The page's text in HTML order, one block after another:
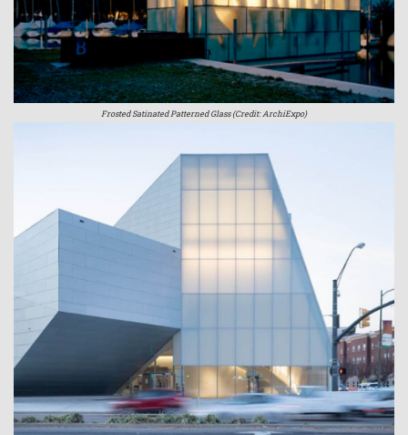
Frosted Satinated Patterned Glass (Credit: ArchiExpo)